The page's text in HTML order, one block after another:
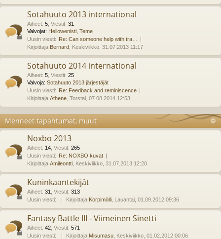
Sotahuuto 2013 international
Aiheet: 5 Viestit: 31
Valvojat: Hellowenisti Teme
Uusin viesti: Re: Can someone help with tra…
Kirjoittaja Bernard , Keskiviikko, 31.07.2013 11:17
Sotahuuto 2014 international
Aiheet: 5 Viestit: 25
Valvoja: Sotahuuto 2013 järjestäjät
Uusin viesti: Re: Feedback and reminiscence
Kirjoittaja Athene , Torstai, 07.08.2014 12:53
Menneet tapahtumat, muut
Noxbo 2013
Aiheet: 14 Viestit: 265
Uusin viesti: Re: NOXBO kuvat
Kirjoittaja Amileontti , Keskiviikko, 31.07.2013 12:20
Kuninkaantekijät
Aiheet: 31 Viestit: 313
Uusin viesti:
Kirjoittaja Korpimölli , Lauantai, 01.09.2012 09:36
Fantasy Battle III - Viimeinen Sinetti
Aiheet: 42 Viestit: 571
Uusin viesti:
Kirjoittaja Misumasu , Keskiviikko, 01.02.2012 00:06